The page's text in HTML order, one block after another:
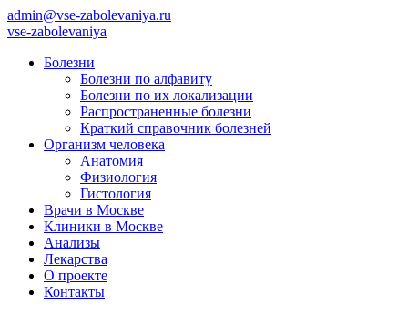
admin@vse-zabolevaniya.ru
vse-zabolevaniya
Болезни
Болезни по алфавиту
Болезни по их локализации
Распространенные болезни
Краткий справочник болезней
Организм человека
Анатомия
Физиология
Гистология
Врачи в Москве
Клиники в Москве
Анализы
Лекарства
О проекте
Контакты